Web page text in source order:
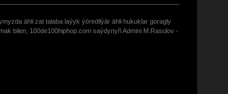
ähli zat talaba laýyk ýöredilýär ähli hukuklar goragly
bilen, 100de100hiphop.com saýdynyñ Admini M.Rasulov -